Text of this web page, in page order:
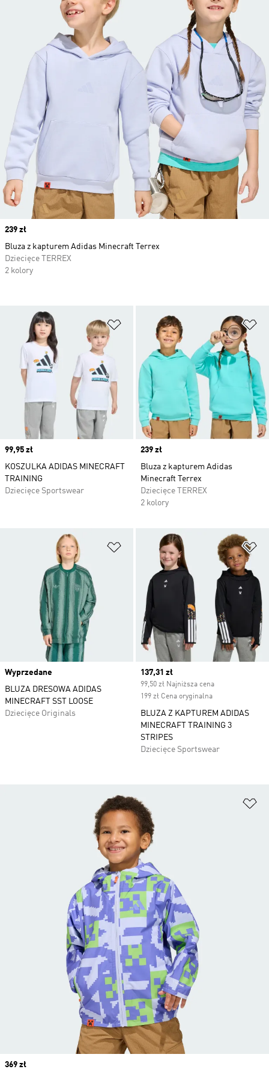
Dodaj do listy życzeń
Price
99,95 zł
KOSZULKA ADIDAS MINECRAFT
TRAINING
Dziecięce Sportswear
Price
239 zł
Bluza z kapturem Adidas
Minecraft Terrex
Dziecięce TERREX
2 kolory
Dodaj do listy życzeń
Wyprzedane
BLUZA DRESOWA ADIDAS
MINECRAFT SST LOOSE
Dziecięce Originals
Current price
137,31 zł
99,50 zł Najniższa cena
199 zł Cena oryginalna
BLUZA Z KAPTUREM ADIDAS
MINECRAFT TRAINING 3
STRIPES
Dziecięce Sportswear
Price
369 zł
Price
239 zł
Bluza z kapturem Adidas Minecraft Terrex
Dziecięce TERREX
2 kolory